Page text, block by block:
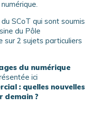
SCoT qui sont soumis
du Pôle
sur 2 sujets particuliers
du numérique
ici
: quelles nouvelles
demain ?